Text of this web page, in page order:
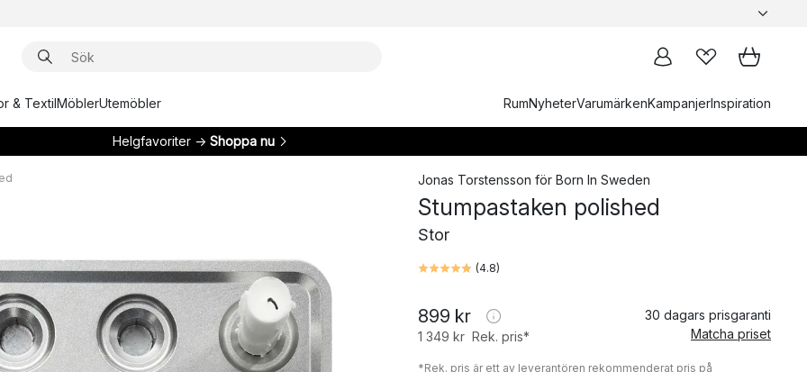
& TextilMöblerUtemöbler RumNyheterVarumärkenKampanjerInspiration
Helgfavoriter → Shoppa nu
Jonas Torstensson för Born In Sweden
Stumpastaken polished
Stor
(4.8)
899 kr
1 349 kr Rek. pris*
30 dagars prisgaranti
Matcha priset
*Rek. pris är ett av leverantören rekommenderat pris på